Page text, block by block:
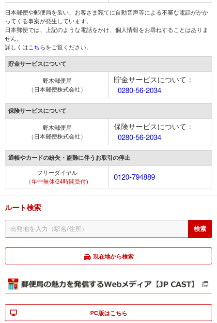
日本郵便や郵便局を装い、お客さま宛てに自動音声等による不審な電話がかか
ってくる事案が発生しています。
日本郵便では、上記のような電話をかけ、個人情報をお尋ねすることはありま
せん。
詳しくは こちらをご覧ください。
貯金サービスについて
野木郵便局
（日本郵便株式会社）
貯金サービスについて：
0280-56-2034
保険サービスについて
野木郵便局
（日本郵便株式会社）
保険サービスについて：
0280-56-2034
通帳やカードの紛失・盗難に伴うお取引の停止
フリーダイヤル
（年中無休/24時間受付)
0120-794889
ルート検索
現在地から検索
PC版はこちら